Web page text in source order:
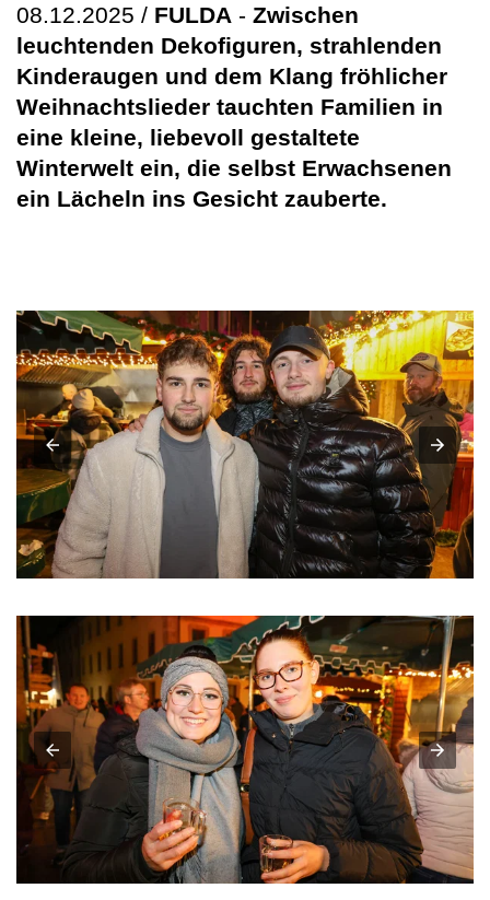
08.12.2025 / FULDA - Zwischen
leuchtenden Dekofiguren, strahlenden
Kinderaugen und dem Klang fröhlicher
Weihnachtslieder tauchten Familien in
eine kleine, liebevoll gestaltete
Winterwelt ein, die selbst Erwachsenen
ein Lächeln ins Gesicht zauberte.